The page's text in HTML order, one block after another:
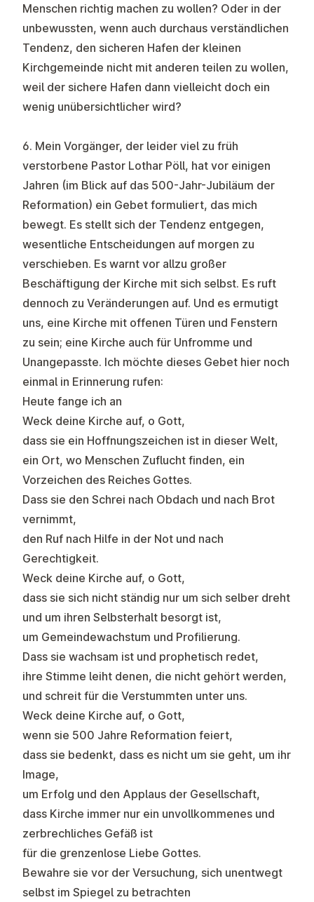
Menschen richtig machen zu wollen? Oder in der
unbewussten, wenn auch durchaus verständlichen
Tendenz, den sicheren Hafen der kleinen
Kirchgemeinde nicht mit anderen teilen zu wollen,
weil der sichere Hafen dann vielleicht doch ein
wenig unübersichtlicher wird?
6. Mein Vorgänger, der leider viel zu früh
verstorbene Pastor Lothar Pöll, hat vor einigen
Jahren (im Blick auf das 500-Jahr-Jubiläum der
Reformation) ein Gebet formuliert, das mich
bewegt. Es stellt sich der Tendenz entgegen,
wesentliche Entscheidungen auf morgen zu
verschieben. Es warnt vor allzu großer
Beschäftigung der Kirche mit sich selbst. Es ruft
dennoch zu Veränderungen auf. Und es ermutigt
uns, eine Kirche mit offenen Türen und Fenstern
zu sein; eine Kirche auch für Unfromme und
Unangepasste. Ich möchte dieses Gebet hier noch
einmal in Erinnerung rufen:
Heute fange ich an
Weck deine Kirche auf, o Gott,
dass sie ein Hoffnungszeichen ist in dieser Welt,
ein Ort, wo Menschen Zuflucht finden, ein
Vorzeichen des Reiches Gottes.
Dass sie den Schrei nach Obdach und nach Brot
vernimmt,
den Ruf nach Hilfe in der Not und nach
Gerechtigkeit.
Weck deine Kirche auf, o Gott,
dass sie sich nicht ständig nur um sich selber dreht
und um ihren Selbsterhalt besorgt ist,
um Gemeindewachstum und Profilierung.
Dass sie wachsam ist und prophetisch redet,
ihre Stimme leiht denen, die nicht gehört werden,
und schreit für die Verstummten unter uns.
Weck deine Kirche auf, o Gott,
wenn sie 500 Jahre Reformation feiert,
dass sie bedenkt, dass es nicht um sie geht, um ihr
Image,
um Erfolg und den Applaus der Gesellschaft,
dass Kirche immer nur ein unvollkommenes und
zerbrechliches Gefäß ist
für die grenzenlose Liebe Gottes.
Bewahre sie vor der Versuchung, sich unentwegt
selbst im Spiegel zu betrachten